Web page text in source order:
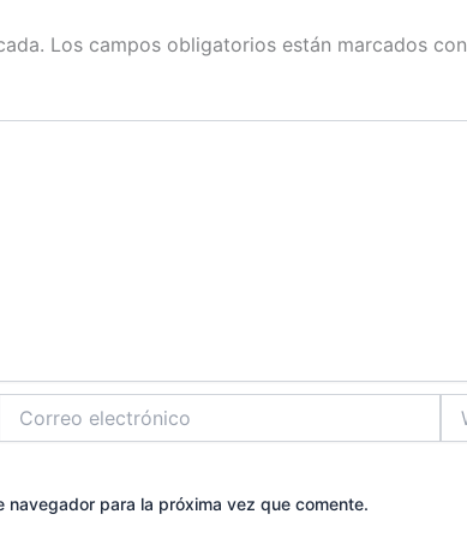
Los campos obligatorios están marcados con
electrónico
para la próxima vez que comente.